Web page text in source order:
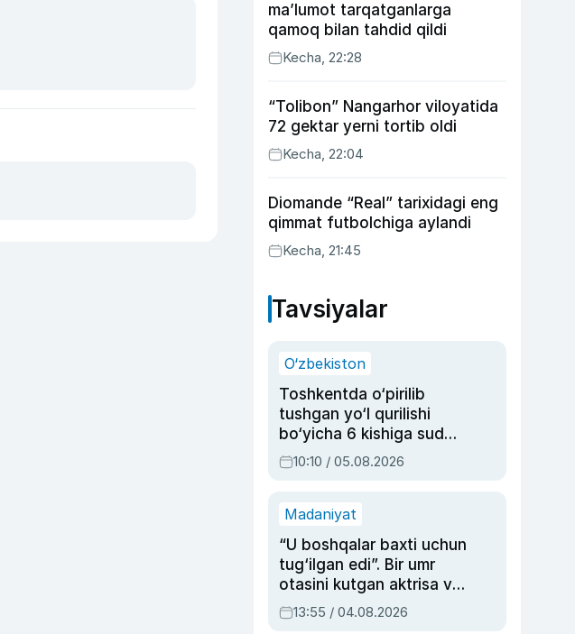
ma’lumot tarqatganlarga
qamoq bilan tahdid qildi
Kecha, 22:28
“Tolibon” Nangarhor viloyatida
72 gektar yerni tortib oldi
Kecha, 22:04
Diomande “Real” tarixidagi eng
qimmat futbolchiga aylandi
Kecha, 21:45
Tavsiyalar
O‘zbekiston
Toshkentda o‘pirilib
tushgan yo‘l qurilishi
bo‘yicha 6 kishiga sud
hukmi o‘qildi
10:10 / 05.08.2026
Madaniyat
“U boshqalar baxti uchun
tug‘ilgan edi”. Bir umr
otasini kutgan aktrisa va
dublyaj ustasi Rimma
Ahmedovaning
13:55 / 04.08.2026